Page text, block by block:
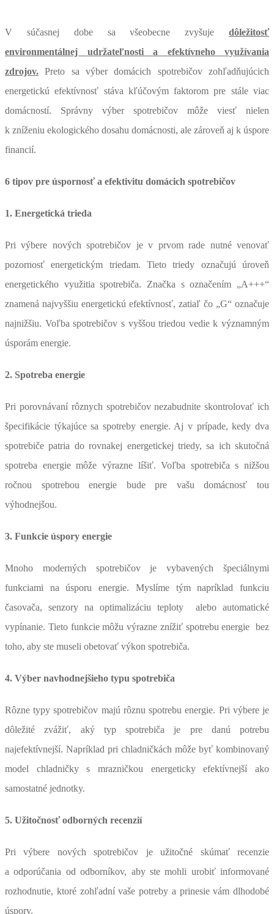
V súčasnej dobe sa všeobecne zvyšuje dôležitosť
environmentálnej udržateľnosti a efektívneho využívania
zdrojov. Preto sa výber domácich spotrebičov zohľadňujúcich
energetickú efektívnosť stáva kľúčovým faktorom pre stále viac
domácností. Správny výber spotrebičov môže viesť nielen
k zníženiu ekologického dosahu domácnosti, ale zároveň aj k úspore
financií.
6 tipov pre úspornosť a efektivitu domácich spotrebičov
1. Energetická trieda
Pri výbere nových spotrebičov je v prvom rade nutné venovať
pozornosť energetickým triedam. Tieto triedy označujú úroveň
energetického využitia spotrebiča. Značka s označením „A+++“
znamená najvyššiu energetickú efektívnosť, zatiaľ čo „G“ označuje
najnižšiu. Voľba spotrebičov s vyššou triedou vedie k významným
úsporám energie.
2. Spotreba energie
Pri porovnávaní rôznych spotrebičov nezabudnite skontrolovať ich
špecifikácie týkajúce sa spotreby energie. Aj v prípade, kedy dva
spotrebiče patria do rovnakej energetickej triedy, sa ich skutočná
spotreba energie môže výrazne líšiť. Voľba spotrebiča s nižšou
ročnou spotrebou energie bude pre vašu domácnosť tou
výhodnejšou.
3. Funkcie úspory energie
Mnoho moderných spotrebičov je vybavených špeciálnymi
funkciami na úsporu energie. Myslíme tým napríklad funkciu
časovača, senzory na optimalizáciu teploty alebo automatické
vypínanie. Tieto funkcie môžu výrazne znížiť spotrebu energie bez
toho, aby ste museli obetovať výkon spotrebiča.
4. Výber navhodnejšieho typu spotrebiča
Rôzne typy spotrebičov majú rôznu spotrebu energie. Pri výbere je
dôležité zvážiť, aký typ spotrebiča je pre danú potrebu
najefektívnejší. Napríklad pri chladničkách môže byť kombinovaný
model chladničky s mrazničkou energeticky efektívnejší ako
samostatné jednotky.
5. Užitočnosť odborných recenzií
Pri výbere nových spotrebičov je užitočné skúmať recenzie
a odporúčania od odborníkov, aby ste mohli urobiť informované
rozhodnutie, ktoré zohľadní vaše potreby a prinesie vám dlhodobé
úspory.